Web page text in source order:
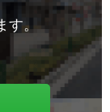
す。